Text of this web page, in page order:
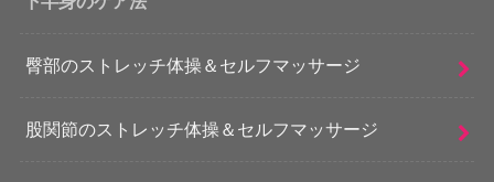
臀部のストレッチ体操＆セルフマッサージ
股関節のストレッチ体操＆セルフマッサージ